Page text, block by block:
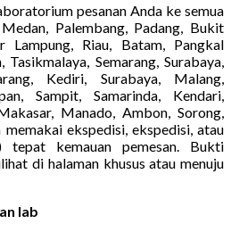
pesanan Anda ke semua
Palembang, Padang, Bukit
Lampung, Riau, Batam, Pangkal
Semarang, Surabaya,
Kediri, Surabaya, Malang,
Sampit, Samarinda, Kendari,
Manado, Ambon, Sorong,
memakai ekspedisi, ekspedisi, atau
tepat kemauan pemesan. Bukti
di halaman khusus atau menuju
lab